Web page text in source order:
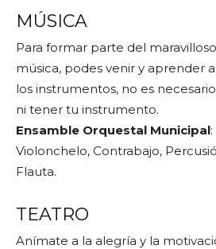
MÚSICA
Para formar parte del
música, podes venir y aprender
los instrumentos, no es
ni tener tu instrumento.
Ensamble Orquestal Municipal
Violonchelo, Contrabajo,
Flauta.
TEATRO
Anímate a la alegría y la